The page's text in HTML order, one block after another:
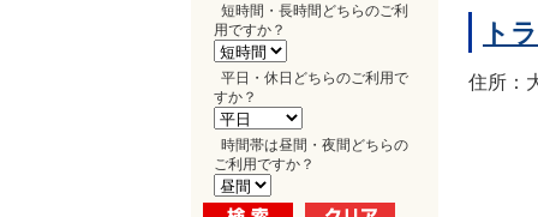
短時間・長時間どちらのご利
用ですか？
平日・休日どちらのご利用で
すか？
時間帯は昼間・夜間どちらの
ご利用ですか？
ト
住所：